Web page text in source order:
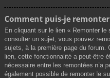
Comment puis-je
En cliquant sur le lien « Remonter
consulter un sujet, vous pouvez
sujets, à la première page du
lien, cette fonctionnalité a peut-être
nécessaire entre les remontées n’a
également possible de remonter le